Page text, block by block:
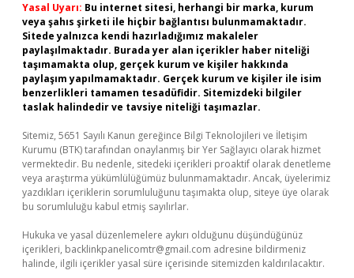
Yasal Uyarı: Bu internet sitesi, herhangi bir marka, kurum
veya şahıs şirketi ile hiçbir bağlantısı bulunmamaktadır.
Sitede yalnızca kendi hazırladığımız makaleler
paylaşılmaktadır. Burada yer alan içerikler haber niteliği
taşımamakta olup, gerçek kurum ve kişiler hakkında
paylaşım yapılmamaktadır. Gerçek kurum ve kişiler ile isim
benzerlikleri tamamen tesadüfidir. Sitemizdeki bilgiler
taslak halindedir ve tavsiye niteliği taşımazlar.
Sitemiz, 5651 Sayılı Kanun gereğince Bilgi Teknolojileri ve İletişim
Kurumu (BTK) tarafından onaylanmış bir Yer Sağlayıcı olarak hizmet
vermektedir. Bu nedenle, sitedeki içerikleri proaktif olarak denetleme
veya araştırma yükümlülüğümüz bulunmamaktadır. Ancak, üyelerimiz
yazdıkları içeriklerin sorumluluğunu taşımakta olup, siteye üye olarak
bu sorumluluğu kabul etmiş sayılırlar.
Hukuka ve yasal düzenlemelere aykırı olduğunu düşündüğünüz
içerikleri, backlinkpanelicomtr@gmail.com adresine bildirmeniz
halinde, ilgili içerikler yasal süre içerisinde sitemizden kaldırılacaktır.